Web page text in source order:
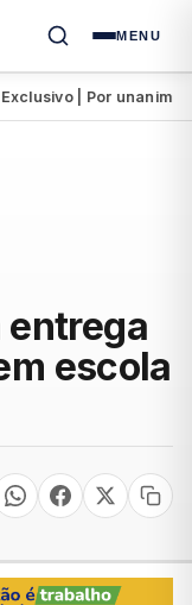
MENU
| Por unanimidade,
entrega
escola